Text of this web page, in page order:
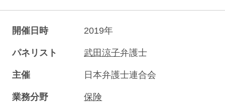
開催日時 2019年
パネリスト 武田涼子弁護士
主催 日本弁護士連合会
業務分野 保険